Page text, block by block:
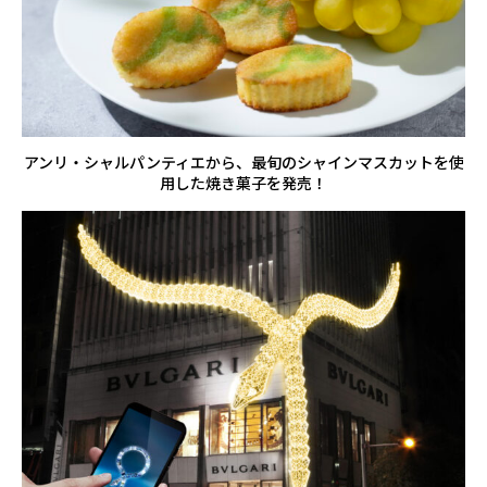
アンリ・シャルパンティエから、最旬のシャインマスカットを使
用した焼き菓子を発売！